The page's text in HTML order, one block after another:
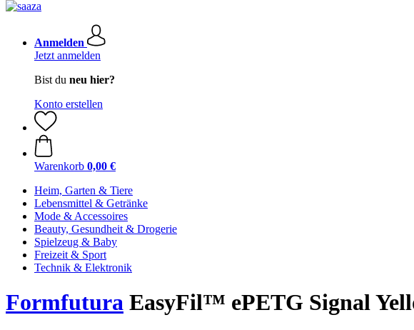
Anmelden
Jetzt anmelden
Bist du neu hier?
Konto erstellen
Warenkorb 0,00 €
Heim, Garten & Tiere
Lebensmittel & Getränke
Mode & Accessoires
Beauty, Gesundheit & Drogerie
Spielzeug & Baby
Freizeit & Sport
Technik & Elektronik
Formfutura EasyFil™ ePETG Signal